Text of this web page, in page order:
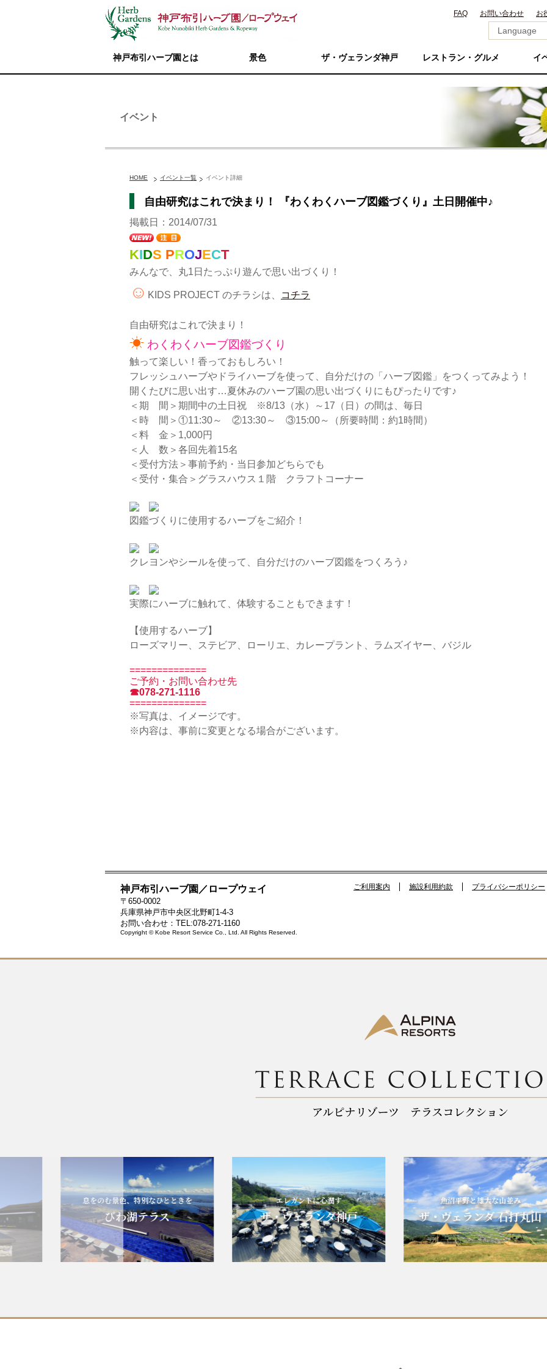
FAQ お問い合わせ お
神戸布引ハーブ園とは 景色 ザ・ヴェランダ神戸 レストラン・グルメ イ
イベント
HOME イベント一覧 イベント詳細
自由研究はこれで決まり！ 『わくわくハーブ図鑑づくり』土日開催中♪
掲載日：2014/07/31
KIDS PROJECT
みんなで、丸1日たっぷり遊んで思い出づくり！
☺ KIDS PROJECT のチラシは、 コチラ
自由研究はこれで決まり！
☀ わくわくハーブ図鑑づくり
触って楽しい！香っておもしろい！
フレッシュハーブやドライハーブを使って、自分だけの「ハーブ図鑑」をつくってみよう！
開くたびに思い出す…夏休みのハーブ園の思い出づくりにもぴったりです♪
＜期 間＞期間中の土日祝 ※8/13（水）～17（日）の間は、毎日
＜時 間＞①11:30～ ②13:30～ ③15:00～（所要時間：約1時間）
＜料 金＞1,000円
＜人 数＞各回先着15名
＜受付方法＞事前予約・当日参加どちらでも
＜受付・集合＞グラスハウス１階 クラフトコーナー
図鑑づくりに使用するハーブをご紹介！
クレヨンやシールを使って、自分だけのハーブ図鑑をつくろう♪
実際にハーブに触れて、体験することもできます！
【使用するハーブ】
ローズマリー、ステビア、ローリエ、カレープラント、ラムズイヤー、バジル
==============
ご予約・お問い合わせ先
☎078-271-1116
==============
※写真は、イメージです。
※内容は、事前に変更となる場合がございます。
神戸布引ハーブ園／ロープウェイ
〒650-0002
兵庫県神戸市中央区北野町1-4-3
お問い合わせ：TEL:078-271-1160
Copyright © Kobe Resort Service Co., Ltd. All Rights Reserved.
息をのむ景色、特別なひとときを
びわ湖テラス
エレガントに心潤す
ザ・ヴェランダ神戸
魚沼平野と雄大な山並み
ザ・ヴェランダ 石打丸山
ご利用案内 施設利用約款 プライバシーポリシー